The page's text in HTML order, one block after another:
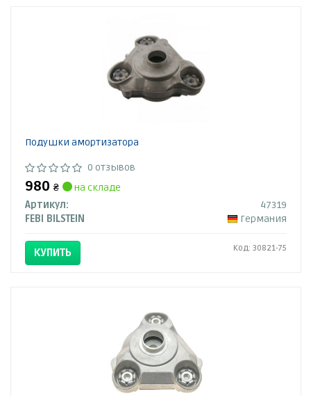
Подушки амортизатора
0 отзывов
980 ₴
на складе
Артикул:
47319
FEBI BILSTEIN
Германия
КУПИТЬ Код: 30821-75